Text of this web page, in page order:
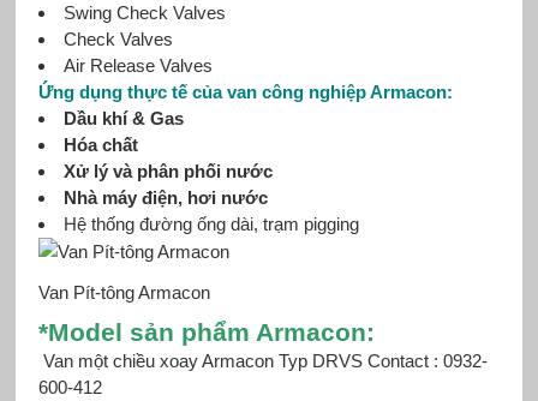
Swing Check Valves
Check Valves
Air Release Valves
Ứng dụng thực tế củavan công nghiệp Armacon:
Dầu khí & Gas
Hóa chất
Xử lý và phân phối nước
Nhà máy điện, hơi nước
Hệ thống đường ống dài, trạm pigging
Van Pít-tông Armacon
*Model sản phẩm Armacon:
Van một chiều xoay Armacon Typ DRVS Contact : 0932-
600-412